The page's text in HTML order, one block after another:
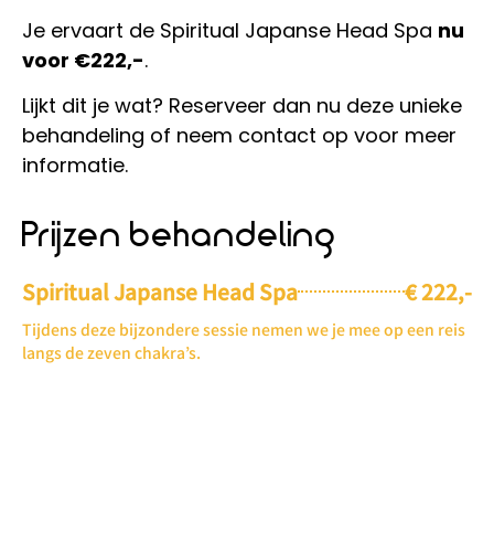
Je ervaart de Spiritual Japanse Head Spa nu
voor €222,-.
Lijkt dit je wat? Reserveer dan nu deze unieke
behandeling of neem contact op voor meer
informatie.
Prijzen behandeling
Spiritual Japanse Head Spa € 222,-
Tijdens deze bijzondere sessie nemen we je mee op een reis
langs de zeven chakra’s.